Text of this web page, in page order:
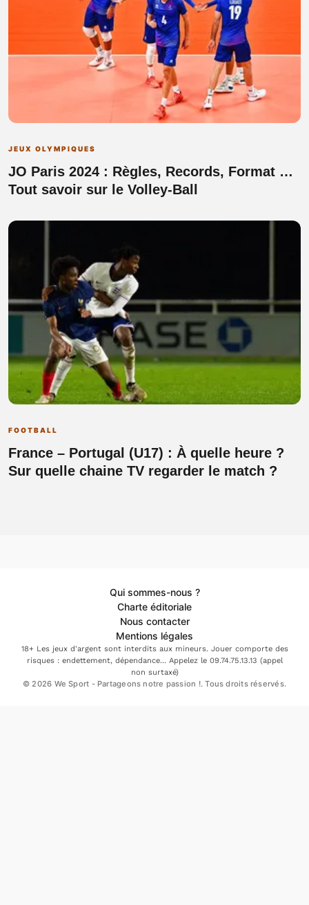
JEUX OLYMPIQUES
JO Paris 2024 : Règles, Records, Format …
Tout savoir sur le Volley-Ball
FOOTBALL
France – Portugal (U17) : À quelle heure ?
Sur quelle chaine TV regarder le match ?
Qui sommes-nous ?
Charte éditoriale
Nous contacter
Mentions légales
18+ Les jeux d'argent sont interdits aux mineurs. Jouer comporte des
risques : endettement, dépendance... Appelez le 09.74.75.13.13 (appel
non surtaxé)
© 2026 We Sport - Partageons notre passion !. Tous droits réservés.